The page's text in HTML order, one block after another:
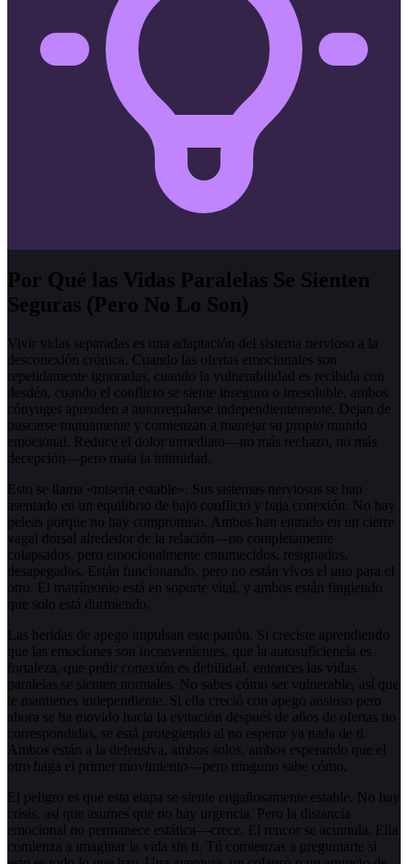
Por Qué las Vidas Paralelas Se Sienten
Seguras (Pero No Lo Son)
Vivir vidas separadas es una adaptación del sistema nervioso a la
desconexión crónica. Cuando las ofertas emocionales son
repetidamente ignoradas, cuando la vulnerabilidad es recibida con
desdén, cuando el conflicto se siente inseguro o irresoluble, ambos
cónyuges aprenden a autorregularse independientemente. Dejan de
buscarse mutuamente y comienzan a manejar su propio mundo
emocional. Reduce el dolor inmediato—no más rechazo, no más
decepción—pero mata la intimidad.
Esto se llama «miseria estable». Sus sistemas nerviosos se han
asentado en un equilibrio de bajo conflicto y baja conexión. No hay
peleas porque no hay compromiso. Ambos han entrado en un cierre
vagal dorsal alrededor de la relación—no completamente
colapsados, pero emocionalmente entumecidos, resignados,
desapegados. Están funcionando, pero no están vivos el uno para el
otro. El matrimonio está en soporte vital, y ambos están fingiendo
que solo está durmiendo.
Las heridas de apego impulsan este patrón. Si creciste aprendiendo
que las emociones son inconvenientes, que la autosuficiencia es
fortaleza, que pedir conexión es debilidad, entonces las vidas
paralelas se sienten normales. No sabes cómo ser vulnerable, así que
te mantienes independiente. Si ella creció con apego ansioso pero
ahora se ha movido hacia la evitación después de años de ofertas no
correspondidas, se está protegiendo al no esperar ya nada de ti.
Ambos están a la defensiva, ambos solos, ambos esperando que el
otro haga el primer movimiento—pero ninguno sabe cómo.
El peligro es que esta etapa se siente engañosamente estable. No hay
crisis, así que asumes que no hay urgencia. Pero la distancia
emocional no permanece estática—crece. El rencor se acumula. Ella
comienza a imaginar la vida sin ti. Tú comienzas a preguntarte si